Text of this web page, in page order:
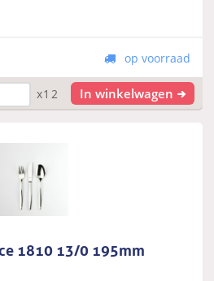
op voorraad
x12 In winkelwagen
1810 13/0 195mm